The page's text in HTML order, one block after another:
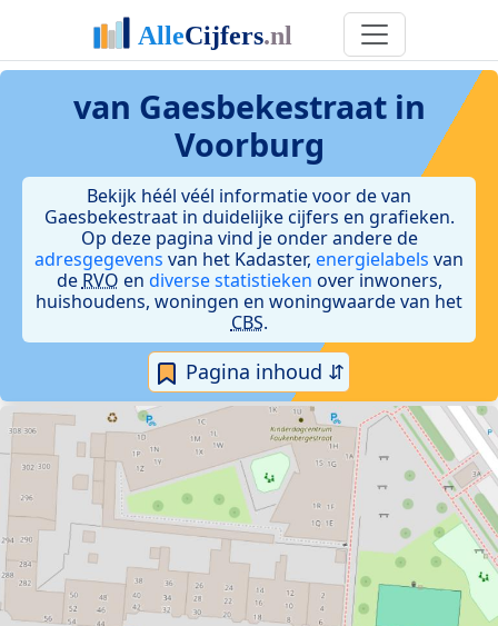
van Gaesbekestraat in
Voorburg
Bekijk héél véél informatie voor de van
Gaesbekestraat in duidelijke cijfers en grafieken.
Op deze pagina vind je onder andere de
adresgegevens van het Kadaster, energielabels van
de RVO en diverse statistieken over inwoners,
huishoudens, woningen en woningwaarde van het
CBS.
Pagina inhoud ⇵